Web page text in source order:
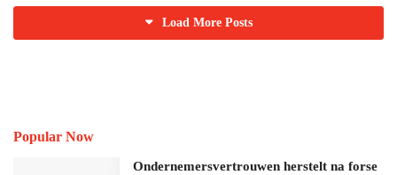
Load More Posts
Popular Now
Ondernemersvertrouwen herstelt na forse